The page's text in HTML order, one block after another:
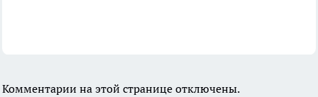
Комментарии на этой странице отключены.